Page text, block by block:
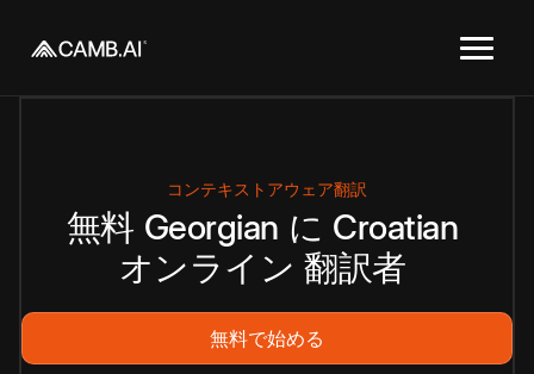
コンテキストアウェア翻訳
無料 Georgian に Croatian
オンライン 翻訳者
無料で始める